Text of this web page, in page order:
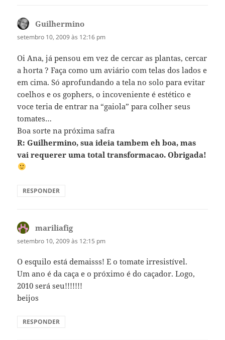
Guilhermino
setembro 10, 2009 às 12:16 pm
Oi Ana, já pensou em vez de cercar as plantas, cercar
a horta ? Faça como um aviário com telas dos lados e
em cima. Só aprofundando a tela no solo para evitar
coelhos e os gophers, o incoveniente é estético e
voce teria de entrar na “gaiola” para colher seus
tomates…
Boa sorte na próxima safra
R: Guilhermino, sua ideia tambem eh boa, mas
vai requerer uma total transformacao. Obrigada!
RESPONDER
mariliafigdisse:
setembro 10, 2009 às 12:15 pm
O esquilo está demaisss! E o tomate irresistível.
Um ano é da caça e o próximo é do caçador. Logo,
2010 será seu!!!!!!!
beijos
RESPONDER